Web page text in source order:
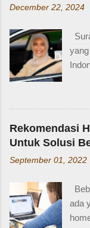
December 22, 2024
SIM
Rekomendasi
Untuk Solusi
September 01, 2022
ada